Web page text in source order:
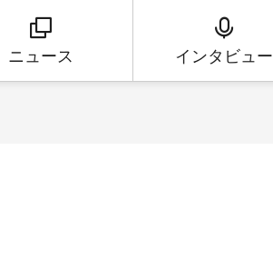
ニュース インタビュー